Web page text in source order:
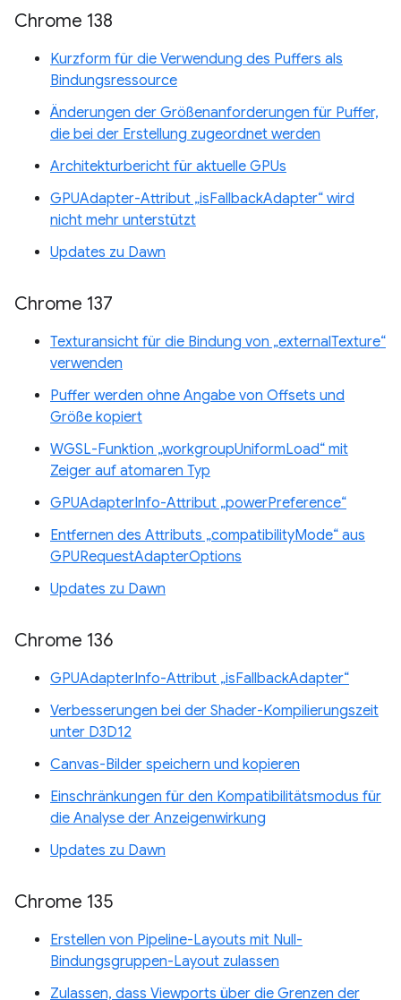
Chrome 138
Kurzform für die Verwendung des Puffers als
Bindungsressource
Änderungen der Größenanforderungen für Puffer,
die bei der Erstellung zugeordnet werden
Architekturbericht für aktuelle GPUs
GPUAdapter-Attribut „isFallbackAdapter“ wird
nicht mehr unterstützt
Updates zu Dawn
Chrome 137
Texturansicht für die Bindung von „externalTexture“
verwenden
Puffer werden ohne Angabe von Offsets und
Größe kopiert
WGSL-Funktion „workgroupUniformLoad“ mit
Zeiger auf atomaren Typ
GPUAdapterInfo-Attribut „powerPreference“
Entfernen des Attributs „compatibilityMode“ aus
GPURequestAdapterOptions
Updates zu Dawn
Chrome 136
GPUAdapterInfo-Attribut „isFallbackAdapter“
Verbesserungen bei der Shader-Kompilierungszeit
unter D3D12
Canvas-Bilder speichern und kopieren
Einschränkungen für den Kompatibilitätsmodus für
die Analyse der Anzeigenwirkung
Updates zu Dawn
Chrome 135
Erstellen von Pipeline-Layouts mit Null-
Bindungsgruppen-Layout zulassen
Zulassen, dass Viewports über die Grenzen der